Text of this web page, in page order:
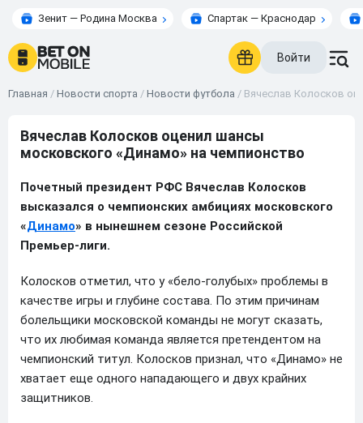
Зенит — Родина Москва Спартак — Краснодар
Войти
Главная / Новости спорта / Новости футбола / Вячеслав Колосков
Вячеслав Колосков оценил шансы
московского «Динамо» на чемпионство
Почетный президент РФС Вячеслав Колосков
высказался о чемпионских амбициях московского
«Динамо» в нынешнем сезоне Российской
Премьер-лиги.
Колосков отметил, что у «бело-голубых» проблемы в
качестве игры и глубине состава. По этим причинам
болельщики московской команды не могут сказать,
что их любимая команда является претендентом на
чемпионский титул. Колосков признал, что «Динамо» не
хватает еще одного нападающего и двух крайних
защитников.